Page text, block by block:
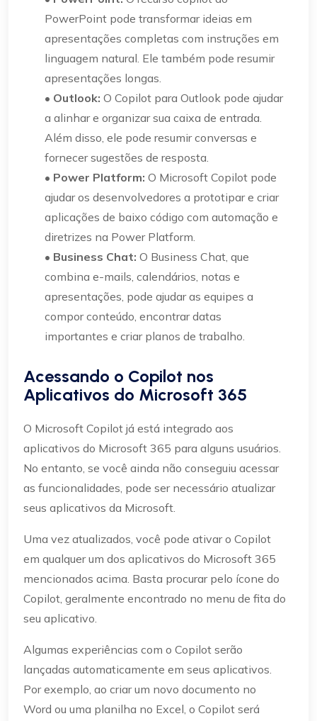
PowerPoint pode transformar ideias em
apresentações completas com instruções em
linguagem natural. Ele também pode resumir
apresentações longas.
• Outlook: O Copilot para Outlook pode ajudar
a alinhar e organizar sua caixa de entrada.
Além disso, ele pode resumir conversas e
fornecer sugestões de resposta.
• Power Platform: O Microsoft Copilot pode
ajudar os desenvolvedores a prototipar e criar
aplicações de baixo código com automação e
diretrizes na Power Platform.
• Business Chat: O Business Chat, que
combina e-mails, calendários, notas e
apresentações, pode ajudar as equipes a
compor conteúdo, encontrar datas
importantes e criar planos de trabalho.
Acessando o Copilot nos
Aplicativos do Microsoft 365
O Microsoft Copilot já está integrado aos
aplicativos do Microsoft 365 para alguns usuários.
No entanto, se você ainda não conseguiu acessar
as funcionalidades, pode ser necessário atualizar
seus aplicativos da Microsoft.
Uma vez atualizados, você pode ativar o Copilot
em qualquer um dos aplicativos do Microsoft 365
mencionados acima. Basta procurar pelo ícone do
Copilot, geralmente encontrado no menu de fita do
seu aplicativo.
Algumas experiências com o Copilot serão
lançadas automaticamente em seus aplicativos.
Por exemplo, ao criar um novo documento no
Word ou uma planilha no Excel, o Copilot será